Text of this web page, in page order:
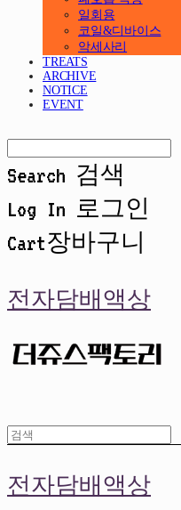
일회용
코일&디바이스
악세사리
TREATS
ARCHIVE
NOTICE
EVENT
Search 검색
Log In 로그인
Cart장바구니
전자담배액상
전자담배액상